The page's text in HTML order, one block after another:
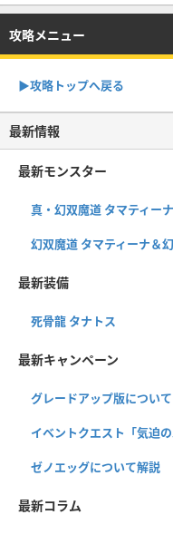
攻略メニュー
▶︎攻略トップへ戻る
最新情報
最新モンスター
真・幻双魔道 タマティー
幻双魔道 タマティーナ＆
最新装備
死骨龍 タナトス
最新キャンペーン
グレードアップ版につい
イベントクエスト「気迫
ゼノエッグについて解説
最新コラム